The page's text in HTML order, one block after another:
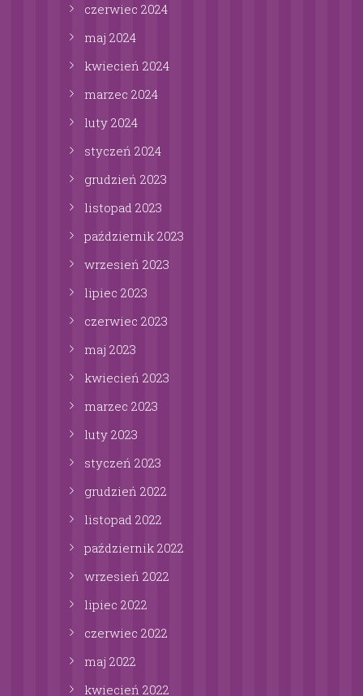
czerwiec 2024
maj 2024
kwiecień 2024
marzec 2024
luty 2024
styczeń 2024
grudzień 2023
listopad 2023
październik 2023
wrzesień 2023
lipiec 2023
czerwiec 2023
maj 2023
kwiecień 2023
marzec 2023
luty 2023
styczeń 2023
grudzień 2022
listopad 2022
październik 2022
wrzesień 2022
lipiec 2022
czerwiec 2022
maj 2022
kwiecień 2022